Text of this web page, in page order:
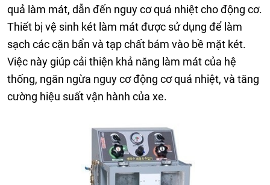
quả làm mát, dẫn đến nguy cơ quá nhiệt cho động cơ.
Thiết bị vệ sinh két làm mát được sử dụng để làm
sạch các cặn bẩn và tạp chất bám vào bề mặt két.
Việc này giúp cải thiện khả năng làm mát của hệ
thống, ngăn ngừa nguy cơ động cơ quá nhiệt, và tăng
cường hiệu suất vận hành của xe.